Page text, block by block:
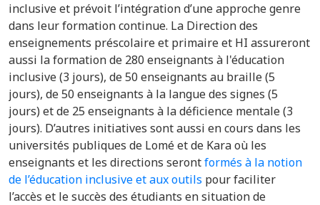
inclusive et prévoit l’intégration d’une approche genre
dans leur formation continue. La Direction des
enseignements préscolaire et primaireet HI assureront
aussi la formation de 280 enseignants à l'éducation
inclusive (3 jours), de 50 enseignants au braille (5
jours), de 50 enseignants à la langue des signes (5
jours) et de 25 enseignants à la déficience mentale (3
jours). D’autres initiatives sont aussi en cours dans les
universités publiques de Lomé et de Kara où les
enseignants et les directions serontformés à la notion
de l’éducation inclusive et aux outils pour faciliter
l’accès et le succès des étudiants en situation de